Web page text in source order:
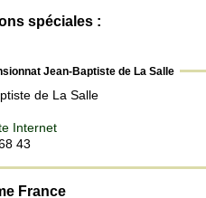
spéciales :
Jean-Baptiste de La Salle
de La Salle
Internet
43
France